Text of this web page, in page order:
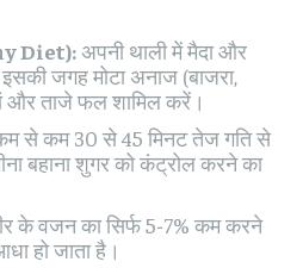
Diet): अपनी थाली में मैदा और
जगह मोटा अनाज (बाजरा,
और ताजे फल शामिल करें।
कम से कम 30 से 45 मिनट तेज गति से
बहाना शुगर को कंट्रोल करने का
के वजन का सिर्फ 5-7% कम करने
हो जाता है।